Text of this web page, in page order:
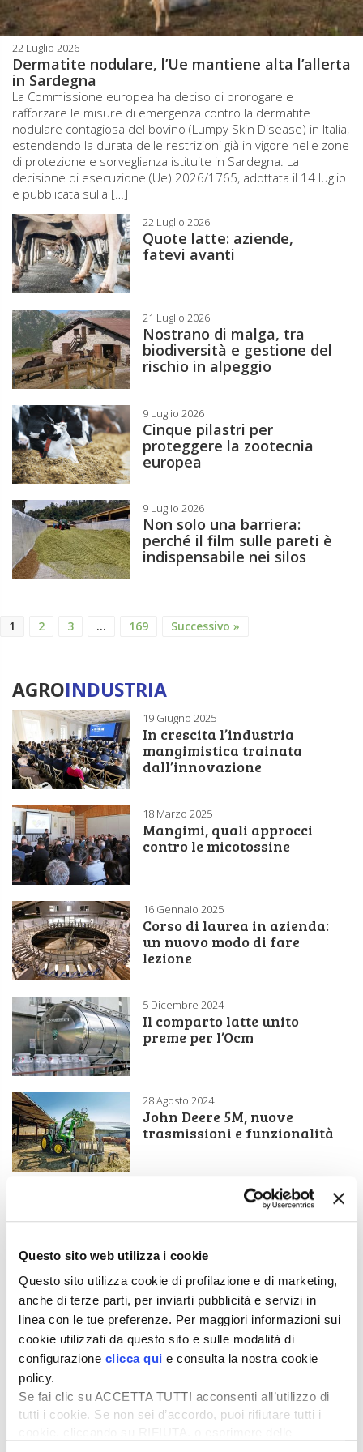
Questo sito web utilizza i cookie
Questo sito utilizza cookie di profilazione e di marketing,
anche di terze parti, per inviarti pubblicità e servizi in
linea con le tue preferenze. Per maggiori informazioni sui
cookie utilizzati da questo sito e sulle modalità di
configurazione clicca qui e consulta la nostra cookie
policy.
Se fai clic su ACCETTA TUTTI acconsenti all’utilizzo di
tutti i cookie. Se non sei d’accordo, puoi rifiutare tutti i
22 Luglio 2026
Dermatite nodulare, l’Ue mantiene alta l’allerta
in Sardegna
La Commissione europea ha deciso di prorogare e
rafforzare le misure di emergenza contro la dermatite
nodulare contagiosa del bovino (Lumpy Skin Disease) in Italia,
estendendo la durata delle restrizioni già in vigore nelle zone
di protezione e sorveglianza istituite in Sardegna. La
decisione di esecuzione (Ue) 2026/1765, adottata il 14 luglio
e pubblicata sulla […]
22 Luglio 2026
Quote latte: aziende,
fatevi avanti
21 Luglio 2026
Nostrano di malga, tra
biodiversità e gestione del
rischio in alpeggio
9 Luglio 2026
Cinque pilastri per
proteggere la zootecnia
europea
9 Luglio 2026
Non solo una barriera:
perché il film sulle pareti è
indispensabile nei silos
1 2 3 … 169 Successivo »
AGROINDUSTRIA
19 Giugno 2025
In crescita l’industria
mangimistica trainata
dall’innovazione
18 Marzo 2025
Mangimi, quali approcci
contro le micotossine
16 Gennaio 2025
Corso di laurea in azienda:
un nuovo modo di fare
lezione
5 Dicembre 2024
Il comparto latte unito
preme per l’Ocm
28 Agosto 2024
John Deere 5M, nuove
trasmissioni e funzionalità
Le novità Pöttinger per la
linea fienagione
10 Maggio 2024
Un 2023 positivo per
Latteria di Soligo
Fatturato 2023 record e
bilancio ok per 3A Arborea